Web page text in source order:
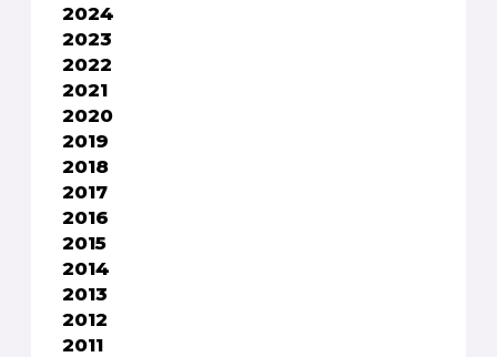
2024
2023
2022
2021
2020
2019
2018
2017
2016
2015
2014
2013
2012
2011